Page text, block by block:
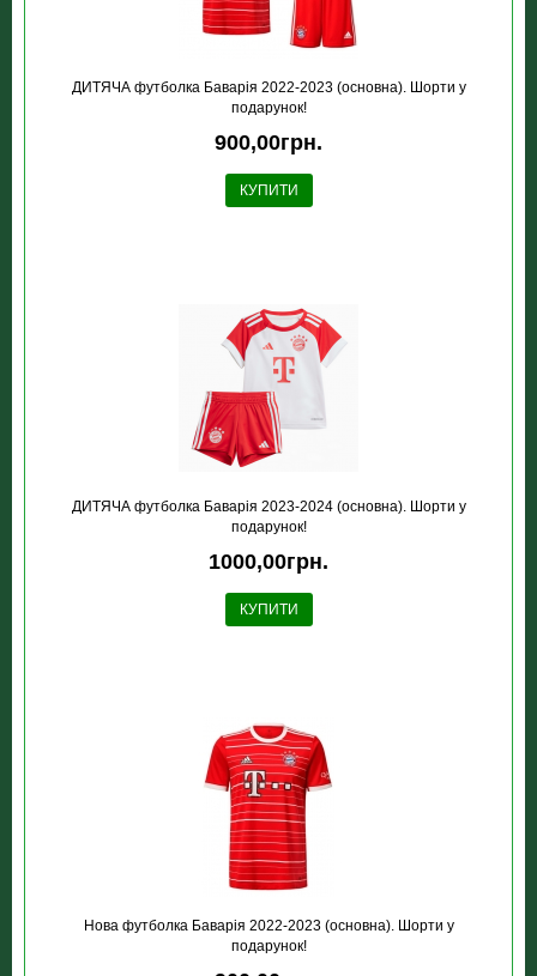
ДИТЯЧА футболка Баварія 2022-2023 (основна). Шорти у
подарунок!
900,00грн.
КУПИТИ
ДИТЯЧА футболка Баварія 2023-2024 (основна). Шорти у
подарунок!
1000,00грн.
КУПИТИ
Нова футболка Баварія 2022-2023 (основна). Шорти у
подарунок!